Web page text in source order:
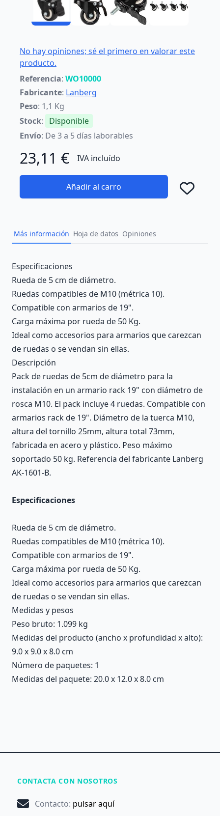
No hay opiniones; sé el primero en valorar este
producto.
Referencia: WO10000
Fabricante: Lanberg
Peso: 1,1 Kg
Stock:
Disponible
Envío: De 3 a 5 días laborables
23,11 € IVA incluído
Añadir al carro
Más información Hoja de datos Opiniones
Description
Especificaciones
Rueda de 5 cm de diámetro.
Ruedas compatibles de M10 (métrica 10).
Compatible con armarios de 19".
Carga máxima por rueda de 50 Kg.
Ideal como accesorios para armarios que carezcan
de ruedas o se vendan sin ellas.
Descripción
Pack de ruedas de 5cm de diámetro para la
instalación en un armario rack 19" con diámetro de
rosca M10. El pack incluye 4 ruedas. Compatible con
armarios rack de 19". Diámetro de la tuerca M10,
altura del tornillo 25mm, altura total 73mm,
fabricada en acero y plástico. Peso máximo
soportado 50 kg. Referencia del fabricante Lanberg
AK-1601-B.
Especificaciones
Rueda de 5 cm de diámetro.
Ruedas compatibles de M10 (métrica 10).
Compatible con armarios de 19".
Carga máxima por rueda de 50 Kg.
Ideal como accesorios para armarios que carezcan
de ruedas o se vendan sin ellas.
Medidas y pesos
Peso bruto: 1.099 kg
Medidas del producto (ancho x profundidad x alto):
9.0 x 9.0 x 8.0 cm
Número de paquetes: 1
Medidas del paquete: 20.0 x 12.0 x 8.0 cm
CONTACTA CON NOSOTROS
Contacto: pulsar aquí